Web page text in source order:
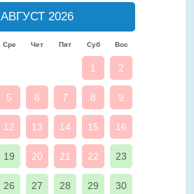
АВГУСТ 2026
Сре Чет Пят Суб Вос
1 2
5 6 7 8 9
12 13 14 15 16
19 20 21 22 23
26 27 28 29 30